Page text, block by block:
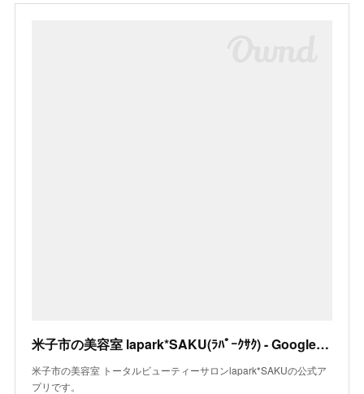
米子市の美容室 lapark*SAKU(ﾗﾊﾟｰｸｻｸ) - Google Play の Android アプリ
米子市の美容室 トータルビューティーサロンlapark*SAKUの公式ア
プリです。